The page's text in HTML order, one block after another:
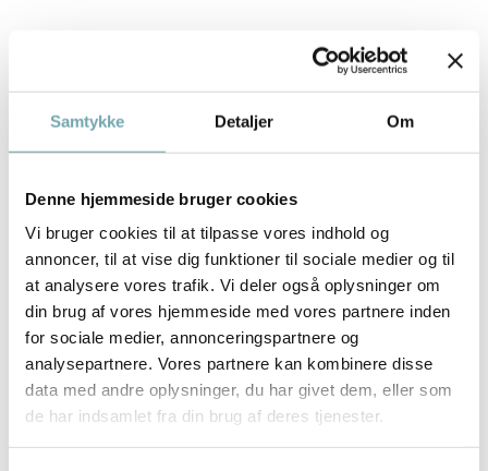
Samtykke Detaljer Om
Denne hjemmeside bruger cookies
Vi bruger cookies til at tilpasse vores indhold og
annoncer, til at vise dig funktioner til sociale medier og til
at analysere vores trafik. Vi deler også oplysninger om
din brug af vores hjemmeside med vores partnere inden
for sociale medier, annonceringspartnere og
analysepartnere. Vores partnere kan kombinere disse
data med andre oplysninger, du har givet dem, eller som
de har indsamlet fra din brug af deres tjenester.